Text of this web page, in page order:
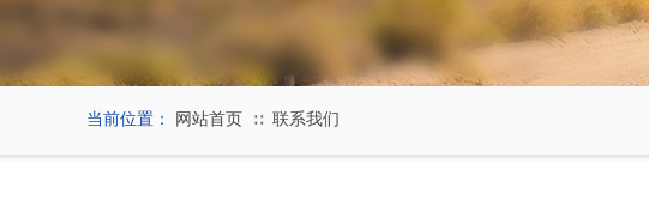
当前位置： 网站首页 ∷ 联系我们